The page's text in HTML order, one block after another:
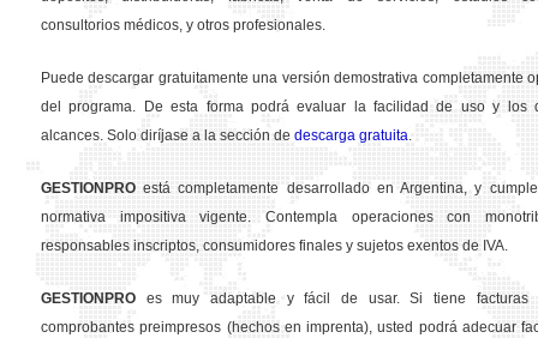
consultorios médicos, y otros profesionales.
Puede descargar gratuitamente una versión demostrativa completamente
del programa. De esta forma podrá evaluar la facilidad de uso y los
alcances. Solo diríjase a la sección de descarga gratuita.
GESTION PRO está completamente desarrollado en Argentina, y
normativa impositiva vigente. Contempla operaciones con
responsables inscriptos, consumidores finales y sujetos exentos de IVA.
GESTION PRO es muy adaptable y fácil de usar. Si tiene facturas
comprobantes preimpresos (hechos en imprenta), usted podrá adecuar